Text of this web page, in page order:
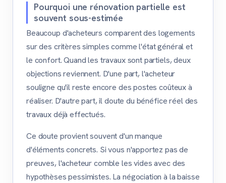
Pourquoi une rénovation partielle est
souvent sous-estimée
Beaucoup d'acheteurs comparent des logements
sur des critères simples comme l'état général et
le confort. Quand les travaux sont partiels, deux
objections reviennent. D'une part, l'acheteur
souligne qu'il reste encore des postes coûteux à
réaliser. D'autre part, il doute du bénéfice réel des
travaux déjà effectués.
Ce doute provient souvent d'un manque
d'éléments concrets. Si vous n'apportez pas de
preuves, l'acheteur comble les vides avec des
hypothèses pessimistes. La négociation à la baisse